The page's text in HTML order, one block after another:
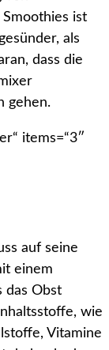
ist
als
dass die
gehen.
items=“3″
auf seine
einem
das Obst
wie
Vitamine